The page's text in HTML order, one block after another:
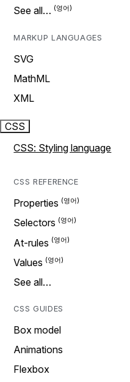
See all…
MARKUP LANGUAGES
SVG
MathML
XML
CSS
CSS: Styling language
CSS REFERENCE
Properties
Selectors
At-rules
Values
See all…
CSS GUIDES
Box model
Animations
Flexbox